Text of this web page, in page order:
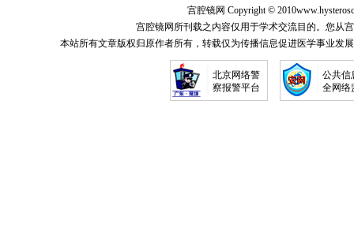
宫腔镜网 Copyright © 2010
宫腔镜网所刊载之内容仅用于学术交流目的。您从
本站所有文章版权归原作者所有，转载仅为传播信息促进医学事业发
北京网络警
察报警平台
公共信
全网络